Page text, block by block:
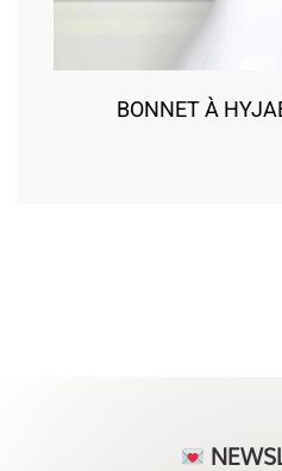
BONNET À